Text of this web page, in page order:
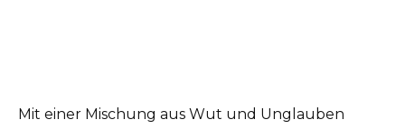
Mit einer Mischung aus Wut und Unglauben